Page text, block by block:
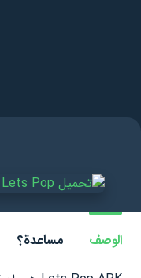
الوصف
مساعدة؟